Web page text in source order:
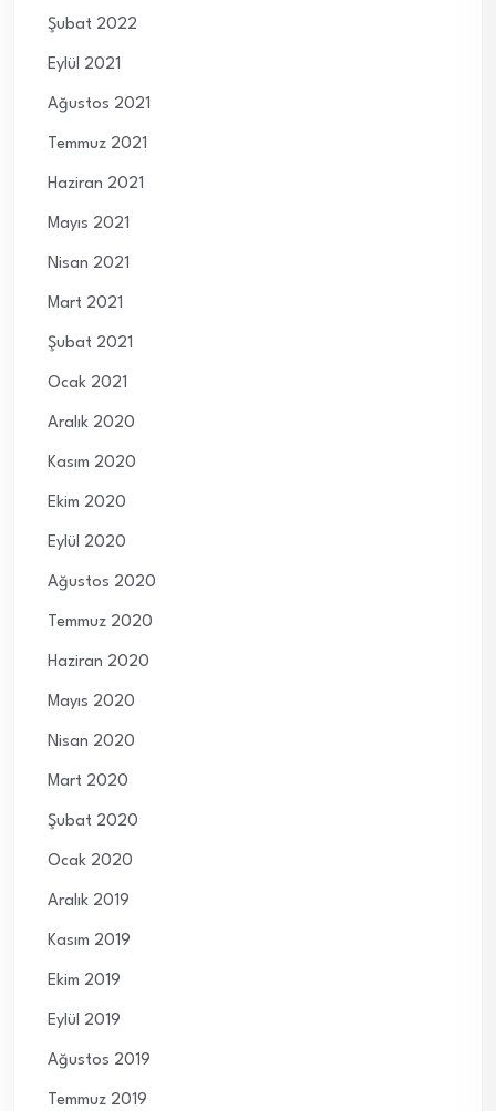
Şubat 2022
Eylül 2021
Ağustos 2021
Temmuz 2021
Haziran 2021
Mayıs 2021
Nisan 2021
Mart 2021
Şubat 2021
Ocak 2021
Aralık 2020
Kasım 2020
Ekim 2020
Eylül 2020
Ağustos 2020
Temmuz 2020
Haziran 2020
Mayıs 2020
Nisan 2020
Mart 2020
Şubat 2020
Ocak 2020
Aralık 2019
Kasım 2019
Ekim 2019
Eylül 2019
Ağustos 2019
Temmuz 2019